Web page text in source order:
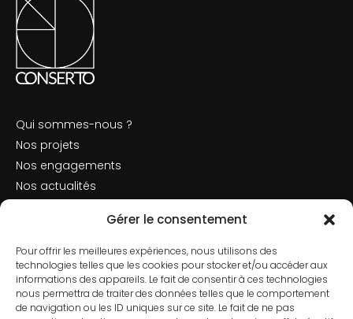
Gérer le consentement
Pour offrir les meilleures expériences, nous utilisons des
technologies telles que les cookies pour stocker et/ou accéder aux
informations des appareils. Le fait de consentir à ces technologies
nous permettra de traiter des données telles que le comportement
de navigation ou les ID uniques sur ce site. Le fait de ne pas
Qui sommes-nous ?
Nos projets
Nos engagements
Nos actualités
Politique de cookies
Nous contacter